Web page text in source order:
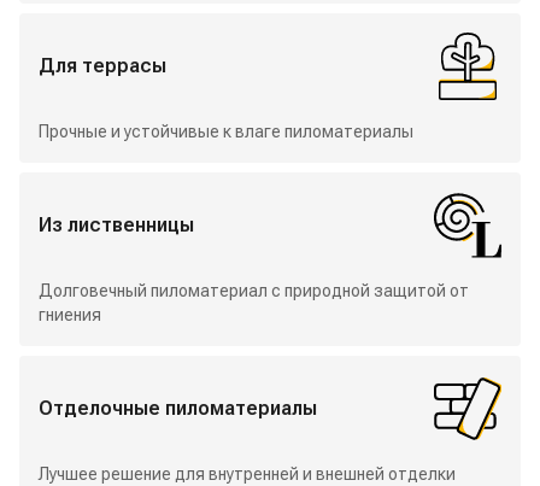
Для террасы
Прочные и устойчивые к влаге пиломатериалы
Из лиственницы
Долговечный пиломатериал с природной защитой от
гниения
Отделочные пиломатериалы
Лучшее решение для внутренней и внешней отделки